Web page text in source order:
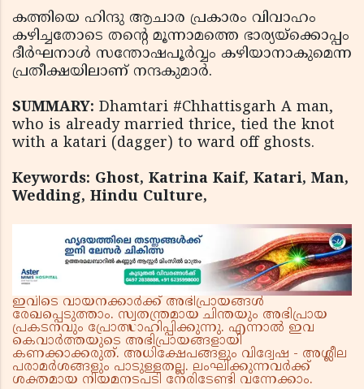
കത്തിയെ ഹിന്ദു ആചാര പ്രകാരം വിവാഹം
കഴിച്ചതോടെ തന്റെ മൂന്നാമത്തെ ഭാര്യയ്‌ക്കൊപ്പം
ദീര്‍ഘനാള്‍ സന്തോഷപൂര്‍വ്വം കഴിയാനാകുമെന്ന
പ്രതീക്ഷയിലാണ് നന്ദകുമാര്‍.
SUMMARY: Dhamtari #Chhattisgarh A man,
who is already married thrice, tied the knot
with a katari (dagger) to ward off ghosts.
Keywords: Ghost, Katrina Kaif, Katari, Man,
Wedding, Hindu Culture,
ഇവിടെ വായനക്കാർക്ക് അഭിപ്രായങ്ങൾ
രേഖപ്പെടുത്താം. സ്വതന്ത്രമായ ചിന്തയും അഭിപ്രായ
പ്രകടനവും പ്രോത്സാഹിപ്പിക്കുന്നു. എന്നാൽ ഇവ
കെവാർത്തയുടെ അഭിപ്രായങ്ങളായി
കണക്കാക്കരുത്. അധിക്ഷേപങ്ങളും വിദ്വേഷ - അശ്ലീല
പരാമർശങ്ങളും പാടുള്ളതല്ല. ലംഘിക്കുന്നവർക്ക്
ശക്തമായ നിയമനടപടി നേരിടേണ്ടി വന്നേക്കാം.